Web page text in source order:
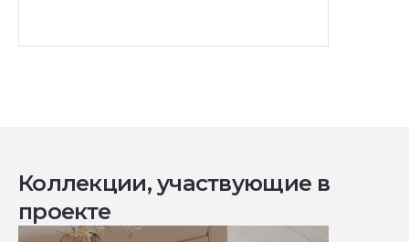
Коллекции, участвующие в
проекте